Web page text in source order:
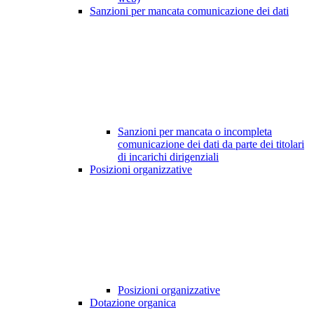
Sanzioni per mancata comunicazione dei dati
Sanzioni per mancata o incompleta
comunicazione dei dati da parte dei titolari
di incarichi dirigenziali
Posizioni organizzative
Posizioni organizzative
Dotazione organica